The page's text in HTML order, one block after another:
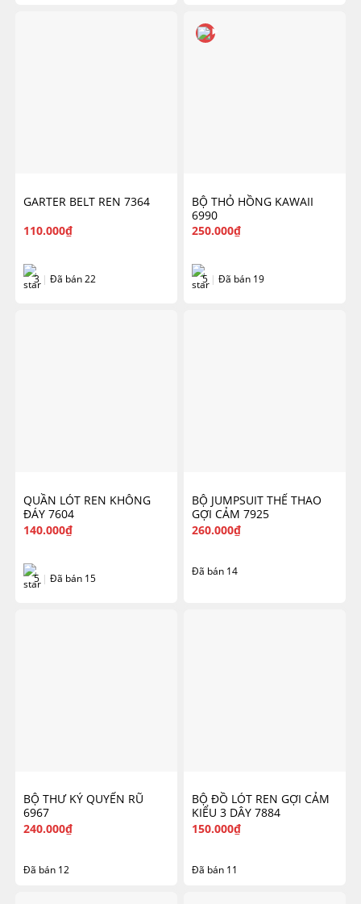
GARTER BELT REN 7364
110.000₫
3 | Đã bán 22
BỘ THỎ HỒNG KAWAII
6990
250.000₫
5 | Đã bán 19
QUẦN LÓT REN KHÔNG
ĐÁY 7604
140.000₫
5 | Đã bán 15
BỘ JUMPSUIT THỂ THAO
GỢI CẢM 7925
260.000₫
Đã bán 14
BỘ THƯ KÝ QUYẾN RŨ
6967
240.000₫
Đã bán 12
BỘ ĐỒ LÓT REN GỢI CẢM
KIỂU 3 DÂY 7884
150.000₫
Đã bán 11